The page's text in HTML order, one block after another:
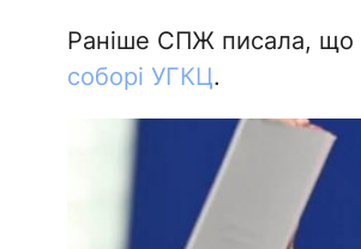
Раніше СПЖ писала, що
соборі УГКЦ.